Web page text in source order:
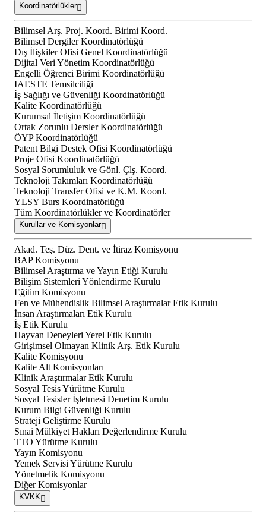
Koordinatörlükler
Bilimsel Arş. Proj. Koord. Birimi Koord.
Bilimsel Dergiler Koordinatörlüğü
Dış İlişkiler Ofisi Genel Koordinatörlüğü
Dijital Veri Yönetim Koordinatörlüğü
Engelli Öğrenci Birimi Koordinatörlüğü
IAESTE Temsilciliği
İş Sağlığı ve Güvenliği Koordinatörlüğü
Kalite Koordinatörlüğü
Kurumsal İletişim Koordinatörlüğü
Ortak Zorunlu Dersler Koordinatörlüğü
ÖYP Koordinatörlüğü
Patent Bilgi Destek Ofisi Koordinatörlüğü
Proje Ofisi Koordinatörlüğü
Sosyal Sorumluluk ve Gönl. Çlş. Koord.
Teknoloji Takımları Koordinatörlüğü
Teknoloji Transfer Ofisi ve K.M. Koord.
YLSY Burs Koordinatörlüğü
Tüm Koordinatörlükler ve Koordinatörler
Kurullar ve Komisyonlar
Akad. Teş. Düz. Dent. ve İtiraz Komisyonu
BAP Komisyonu
Bilimsel Araştırma ve Yayın Etiği Kurulu
Bilişim Sistemleri Yönlendirme Kurulu
Eğitim Komisyonu
Fen ve Mühendislik Bilimsel Araştırmalar Etik Kurulu
İnsan Araştırmaları Etik Kurulu
İş Etik Kurulu
Hayvan Deneyleri Yerel Etik Kurulu
Girişimsel Olmayan Klinik Arş. Etik Kurulu
Kalite Komisyonu
Kalite Alt Komisyonları
Klinik Araştırmalar Etik Kurulu
Sosyal Tesis Yürütme Kurulu
Sosyal Tesisler İşletmesi Denetim Kurulu
Kurum Bilgi Güvenliği Kurulu
Strateji Geliştirme Kurulu
Sınai Mülkiyet Hakları Değerlendirme Kurulu
TTO Yürütme Kurulu
Yayın Komisyonu
Yemek Servisi Yürütme Kurulu
Yönetmelik Komisyonu
Diğer Komisyonlar
KVKK